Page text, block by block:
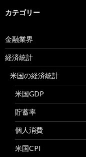
カテゴリー
金融業界
経済統計
米国の経済統計
米国GDP
貯蓄率
個人消費
米国CPI